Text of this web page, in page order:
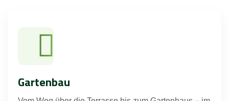
Gartenbau